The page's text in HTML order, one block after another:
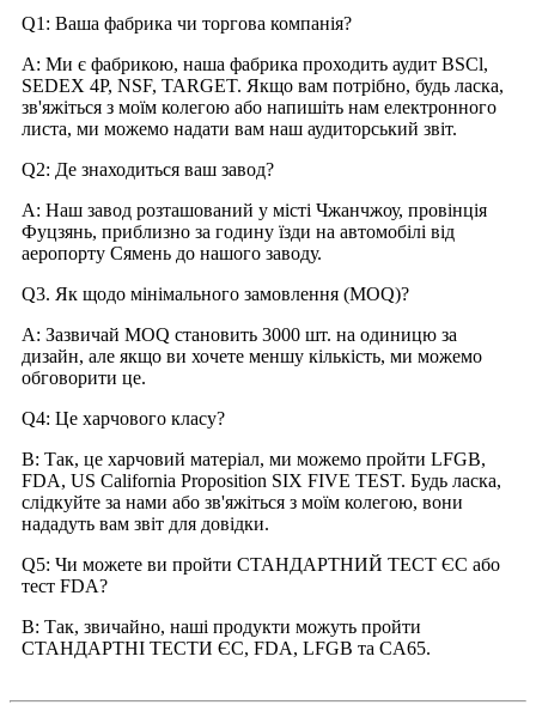
Q1: Ваша фабрика чи торгова компанія?
A: Ми є фабрикою, наша фабрика проходить аудит BSCl,
SEDEX 4P, NSF, TARGET. Якщо вам потрібно, будь ласка,
зв'яжіться з моїм колегою або напишіть нам електронного
листа, ми можемо надати вам наш аудиторський звіт.
Q2: Де знаходиться ваш завод?
A: Наш завод розташований у місті Чжанчжоу, провінція
Фуцзянь, приблизно за годину їзди на автомобілі від
аеропорту Сямень до нашого заводу.
Q3. Як щодо мінімального замовлення (MOQ)?
A: Зазвичай MOQ становить 3000 шт. на одиницю за
дизайн, але якщо ви хочете меншу кількість, ми можемо
обговорити це.
Q4: Це харчового класу?
В: Так, це харчовий матеріал, ми можемо пройти LFGB,
FDA, US California Proposition SIX FIVE TEST. Будь ласка,
слідкуйте за нами або зв'яжіться з моїм колегою, вони
нададуть вам звіт для довідки.
Q5: Чи можете ви пройти СТАНДАРТНИЙ ТЕСТ ЄС або
тест FDA?
В: Так, звичайно, наші продукти можуть пройти
СТАНДАРТНІ ТЕСТИ ЄС, FDA, LFGB та CA65.